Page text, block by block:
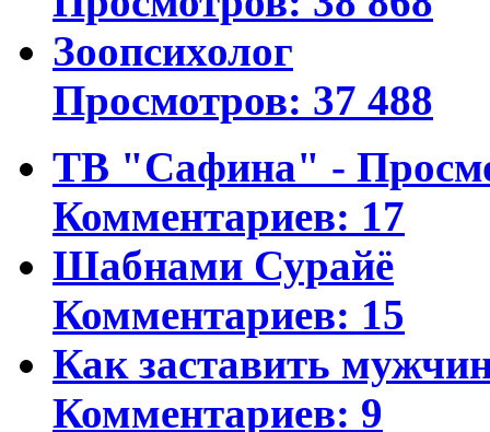
Зоопсихолог
Просмотров: 37 488
ТВ "Сафина" -
Комментариев: 17
Шабнами Сурайё
Комментариев: 15
Как заставить
Комментариев: 9